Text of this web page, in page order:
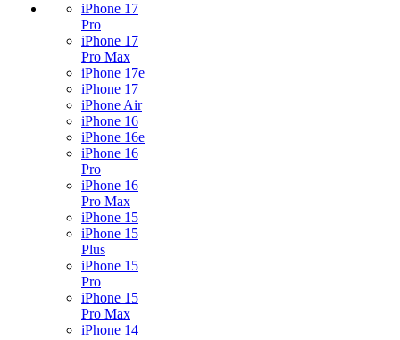
iPhone 17
Pro
iPhone 17
Pro Max
iPhone 17e
iPhone 17
iPhone Air
iPhone 16
iPhone 16e
iPhone 16
Pro
iPhone 16
Pro Max
iPhone 15
iPhone 15
Plus
iPhone 15
Pro
iPhone 15
Pro Max
iPhone 14